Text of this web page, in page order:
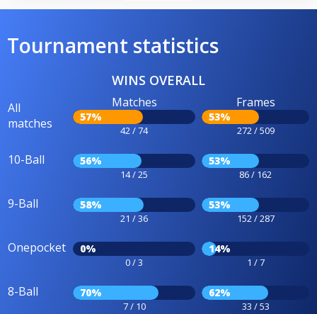
Tournament statistics
WINS OVERALL
All
matches
Matches
57%
42 / 74
Frames
53%
272 / 509
10-Ball 56%
14 / 25
53%
86 / 162
9-Ball 58%
21 / 36
53%
152 / 287
Onepocket 0%
0 / 3
14%
1 / 7
8-Ball 70%
7 / 10
62%
33 / 53